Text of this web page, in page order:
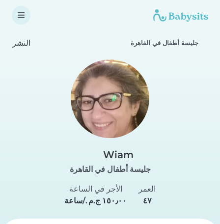
جليسة أطفال في القاهرة النشر
Wiam
جليسة أطفال في القاهرة
العمر
٤٧
الأجر في الساعة